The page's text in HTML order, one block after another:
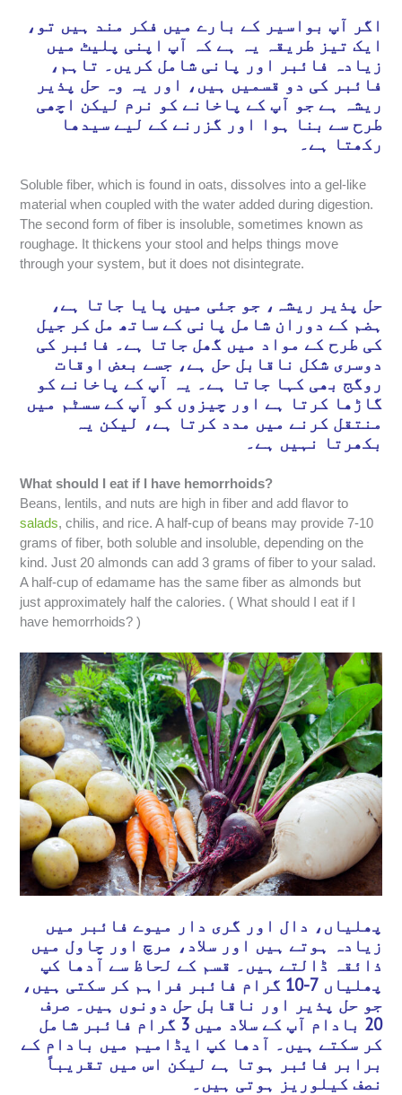
اگر آپ بواسیر کے بارے میں فکر مند ہیں تو،
ایک تیز طریقہ یہ ہے کہ آپ اپنی پلیٹ میں
زیادہ فائبر اور پانی شامل کریں۔ تاہم،
فائبر کی دو قسمیں ہیں، اور یہ وہ حل پذیر
ریشہ ہے جو آپ کے پاخانے کو نرم لیکن اچھی
طرح سے بنا ہوا اور گزرنے کے لیے سیدھا
رکھتا ہے۔
Soluble fiber, which is found in oats, dissolves into a gel-like
material when coupled with the water added during digestion.
The second form of fiber is insoluble, sometimes known as
roughage. It thickens your stool and helps things move
through your system, but it does not disintegrate.
حل پذیر ریشہ، جو جئی میں پایا جاتا ہے،
ہضم کے دوران شامل پانی کے ساتھ مل کر جیل
کی طرح کے مواد میں گھل جاتا ہے۔ فائبر کی
دوسری شکل ناقابل حل ہے، جسے بعض اوقات
روگج بھی کہا جاتا ہے۔ یہ آپ کے پاخانے کو
گاڑھا کرتا ہے اور چیزوں کو آپ کے سسٹم میں
منتقل کرنے میں مدد کرتا ہے، لیکن یہ
بکھرتا نہیں ہے۔
What should I eat if I have hemorrhoids?
Beans, lentils, and nuts are high in fiber and add flavor to
salads, chilis, and rice. A half-cup of beans may provide 7-10
grams of fiber, both soluble and insoluble, depending on the
kind. Just 20 almonds can add 3 grams of fiber to your salad.
A half-cup of edamame has the same fiber as almonds but
just approximately half the calories. ( What should I eat if I
have hemorrhoids? )
پھلیاں، دال اور گری دار میوے فائبر میں
زیادہ ہوتے ہیں اور سلاد، مرچ اور چاول میں
ذائقہ ڈالتے ہیں۔ قسم کے لحاظ سے آدھا کپ
پھلیاں 7-10 گرام فائبر فراہم کر سکتی ہیں،
جو حل پذیر اور ناقابل حل دونوں ہیں۔ صرف
20 بادام آپ کے سلاد میں 3 گرام فائبر شامل
کر سکتے ہیں۔ آدھا کپ ایڈامیم میں بادام کے
برابر فائبر ہوتا ہے لیکن اس میں تقریباً
نصف کیلوریز ہوتی ہیں۔